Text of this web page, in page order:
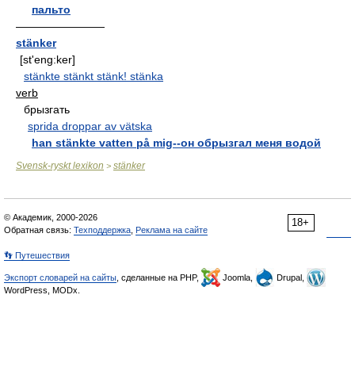
пальто
————————
stänker
[st'eng:ker]
stänkte stänkt stänk! stänka
verb
брызгать
sprida droppar av vätska
han stänkte vatten på mig--он обрызгал меня водой
Svensk-ryskt lexikon > stänker
18+
© Академик, 2000-2026
Обратная связь: Техподдержка Реклама на сайте
👣 Путешествия
Экспорт словарей на сайты , сделанные на PHP, Joomla,
Drupal,
WordPress, MODx.